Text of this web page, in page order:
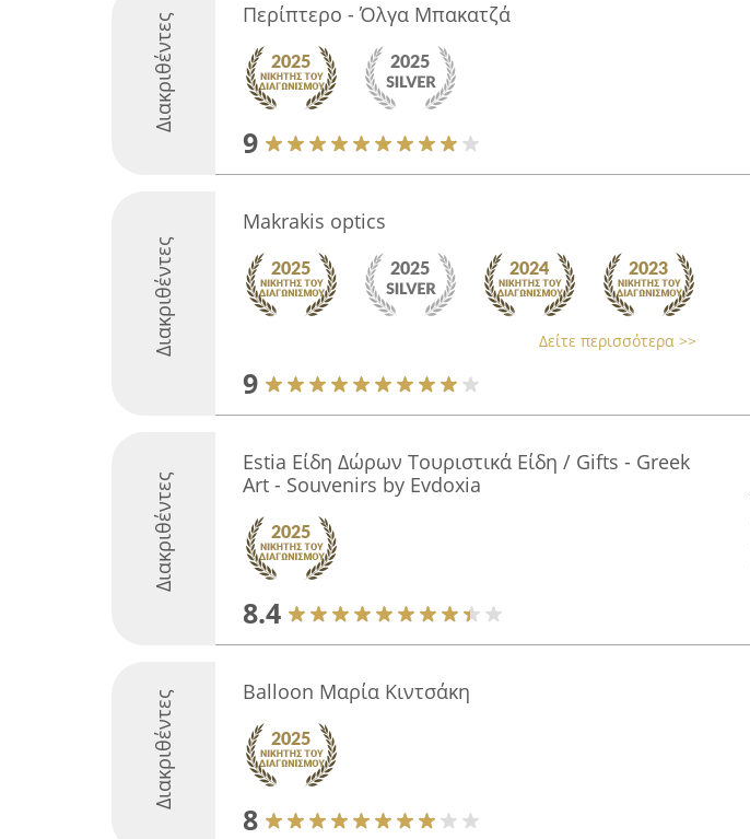
Διακριθέντες Περίπτερο - Όλγα Μπακατζά
9
Διακριθέντες
Makrakis optics
Δείτε περισσότερα >>
9
Διακριθέντες
Estia Είδη Δώρων Τουριστικά Είδη / Gifts - Greek
Art - Souvenirs by Evdoxia
8.4
Διακριθέντες Balloon Μαρία Κιντσάκη
8